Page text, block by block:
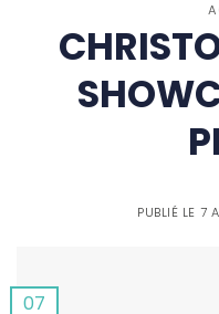
PUBLIÉ LE 7
07